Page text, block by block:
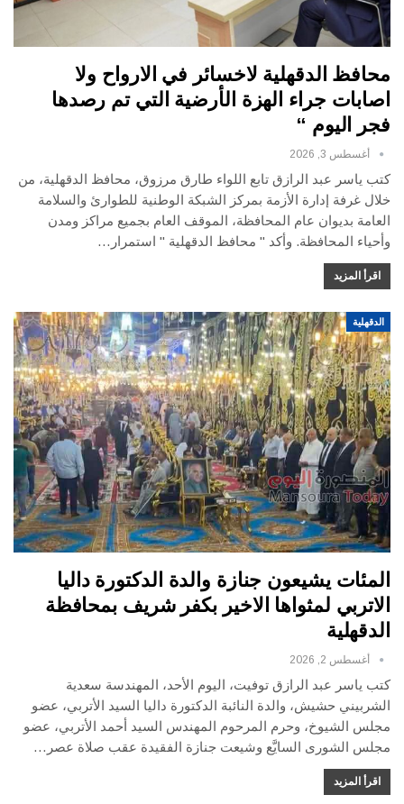
محافظ الدقهلية لاخسائر في الارواح ولا
اصابات جراء الهزة الأرضية التي تم رصدها
فجر اليوم “
أغسطس 3, 2026
كتب ياسر عبد الرازق تابع اللواء طارق مرزوق، محافظ الدقهلية، من
خلال غرفة إدارة الأزمة بمركز الشبكة الوطنية للطوارئ والسلامة
العامة بديوان عام المحافظة، الموقف العام بجميع مراكز ومدن
وأحياء المحافظة. وأكد " محافظ الدقهلية " استمرار…
اقرأ المزيد
الدقهلية
المئات يشيعون جنازة والدة الدكتورة داليا
الاتربي لمثواها الاخير بكفر شريف بمحافظة
الدقهلية
أغسطس 2, 2026
كتب ياسر عبد الرازق توفيت، اليوم الأحد، المهندسة سعدية
الشربيني حشيش، والدة النائبة الدكتورة داليا السيد الأتربي، عضو
مجلس الشيوخ، وحرم المرحوم المهندس السيد أحمد الأتربي، عضو
مجلس الشورى السايَّع وشيعت جنازة الفقيدة عقب صلاة عصر…
اقرأ المزيد